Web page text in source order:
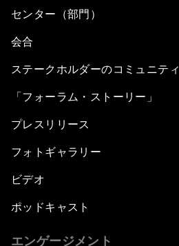
センター（部門）
会合
ステークホルダーのコミュニティ
「フォーラム・ストーリー」
プレスリリース
フォトギャラリー
ビデオ
ポッドキャスト
エンゲージメント